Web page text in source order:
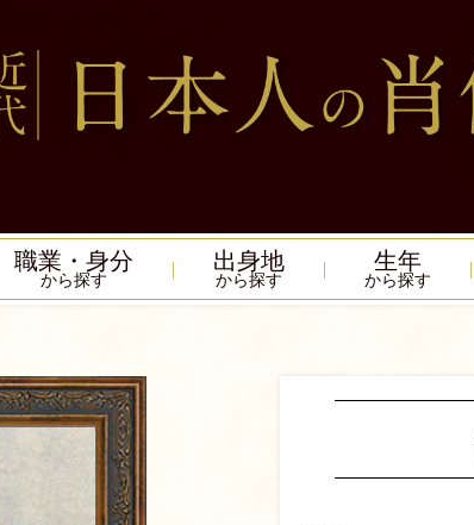
職業・身分
から探す
出身地
から探す
生年
から探す